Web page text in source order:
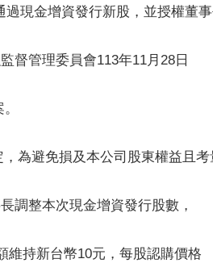
過現金增資發行新股，並授權董
督管理委員會113年11月28日
為避免損及本公司股東權益且考
調整本次現金增資發行股數，
維持新台幣10元，每股認購價格